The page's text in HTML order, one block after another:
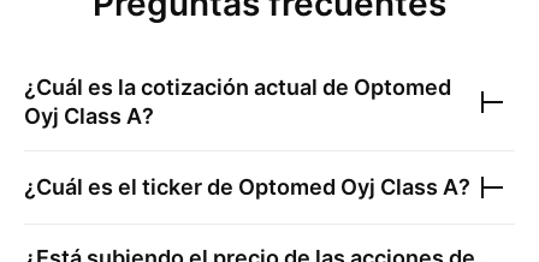
¿Cuál es la cotización actual de Optomed
Oyj Class A?
¿Cuál es el ticker de Optomed Oyj Class A?